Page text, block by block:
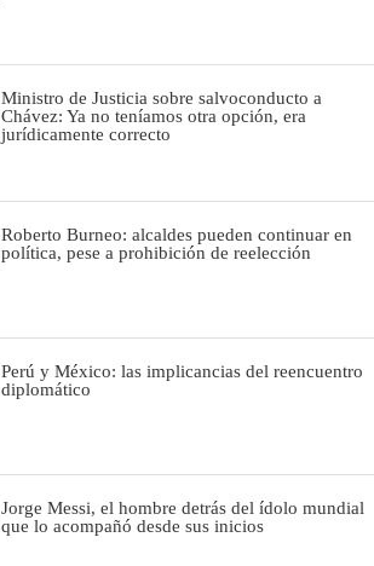
Ministro de Justicia sobre salvoconducto a
Chávez: Ya no teníamos otra opción, era
jurídicamente correcto
Roberto Burneo: alcaldes pueden continuar en
política, pese a prohibición de reelección
Perú y México: las implicancias del reencuentro
diplomático
Jorge Messi, el hombre detrás del ídolo mundial
que lo acompañó desde sus inicios